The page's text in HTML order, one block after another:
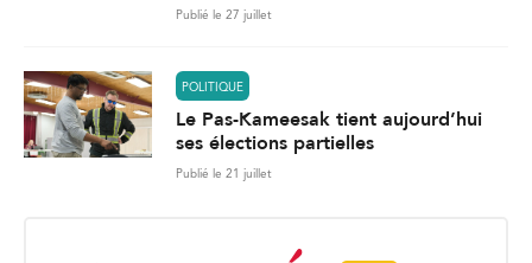
Publié le 27 juillet
POLITIQUE
Le Pas-Kameesak tient aujourd’hui
ses élections partielles
Publié le 21 juillet